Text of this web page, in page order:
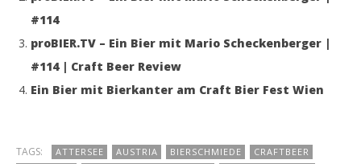
#114
proBIER.TV – Ein Bier mit Mario Scheckenberger |
#114 | Craft Beer Review
Ein Bier mit Bierkanter am Craft Bier Fest Wien
TAGS: ATTERSEE AUSTRIA BIERSCHMIEDE
CRAFTBEER